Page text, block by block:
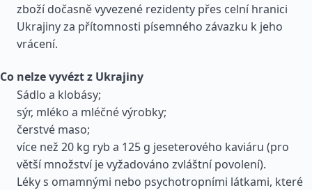
zboží dočasně vyvezené rezidenty přes celní hranici
Ukrajiny za přítomnosti písemného závazku k jeho
vrácení.
Co nelze vyvézt z Ukrajiny
Sádlo a klobásy;
sýr, mléko a mléčné výrobky;
čerstvé maso;
více než 20 kg ryb a 125 g jeseterového kaviáru (pro
větší množství je vyžadováno zvláštní povolení).
Léky s omamnými nebo psychotropními látkami, které